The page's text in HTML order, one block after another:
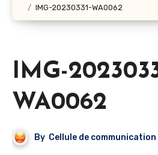
IMG-20230331-WA0062
IMG-
WA0062
By Cellule de communication